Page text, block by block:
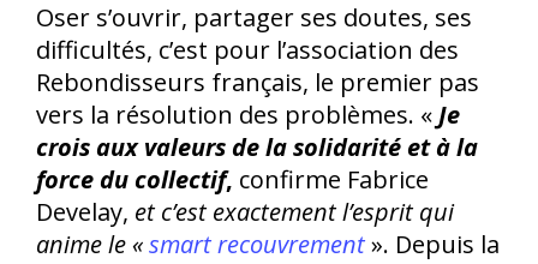
Oser s’ouvrir, partager ses doutes, ses
difficultés, c’est pour l’association des
Rebondisseurs français, le premier pas
vers la résolution des problèmes. «Je
crois aux valeurs de la solidarité et à la
force du collectif, confirme Fabrice
Develay, et c’est exactement l’esprit qui
anime le «smart recouvrement». Depuis la